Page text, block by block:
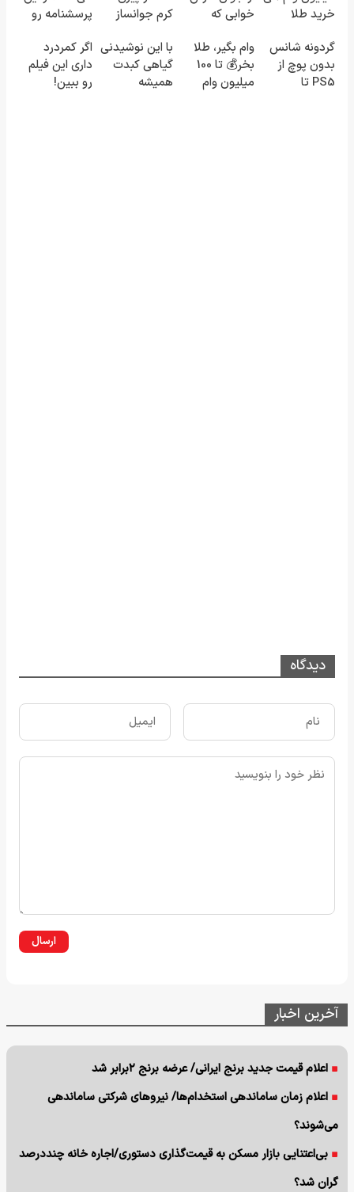
خرید طلا
خوابی که
آموزش رایگان
کرم جوانساز
پرسشنامه رو
گردونه شانس
بدون پوچ از
PS5 تا
وام بگیر، طلا
بخر💰 تا 100
میلیون وام
با این نوشیدنی
گیاهی کبدت
همیشه
اگر کمردرد
داری این فیلم
رو ببین!
دیدگاه
ارسال
آخرین اخبار
اعلام قیمت جدید برنج ایرانی/ عرضه برنج ۲برابر شد
اعلام زمان ساماندهی استخدام‌‌ها/ نیروهای شرکتی ساماندهی
می‌شوند؟
بی‌اعتنایی بازار مسکن به قیمت‌گذاری دستوری/اجاره خانه چنددرصد
گران شد؟